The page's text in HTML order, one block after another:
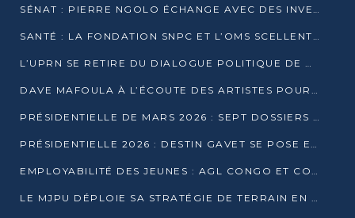
SÉNAT : PIERRE NGOLO ÉCHANGE AVEC DES INVESTISSEURS DU NUMÉRIQUE
SANTÉ : LA FONDATION SNPC ET L’OMS SCELLENT UN PARTENARIAT STRATÉGIQUE DE TROIS ANS
L’UPRN SE RETIRE DU DIALOGUE POLITIQUE DE DJAMBALA : TENSIONS DANS LE PRÉ-ÉLECTORAL CONGOLAIS
DAVE MAFOULA À L’ÉCOUTE DES ARTISTES POUR REDÉFINIR SA POLITIQUE CULTURELLE
PRÉSIDENTIELLE DE MARS 2026 : SEPT DOSSIERS DE CANDIDATURE ENREGISTRÉS À LA CLÔTURE DES DÉPÔTS
PRÉSIDENTIELLE 2026 : DESTIN GAVET SE POSE EN CANDIDAT DU « RAS-LE-BOL »
EMPLOYABILITÉ DES JEUNES : AGL CONGO ET CONGO TERMINAL S’ALLIENT À UCAC-ICAM
LE MJPU DÉPLOIE SA STRATÉGIE DE TERRAIN EN FAVEUR DE DSN